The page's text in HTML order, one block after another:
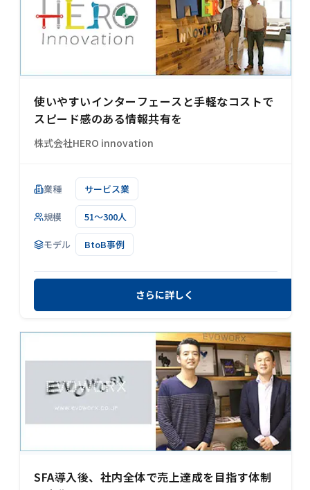
使いやすいインターフェースと手軽なコストで
スピード感のある情報共有を
株式会社HERO innovation
業種 サービス業
規模 51～300人
モデル BtoB事例
さらに詳しく
SFA導入後、社内全体で売上達成を目指す体制